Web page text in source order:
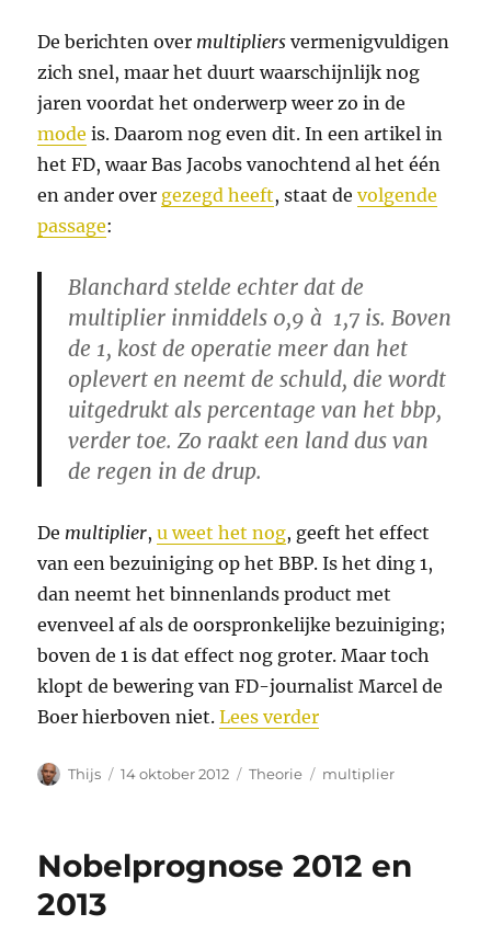
De berichten over multipliers vermenigvuldigen
zich snel, maar het duurt waarschijnlijk nog
jaren voordat het onderwerp weer zo in de
mode is. Daarom nog even dit. In een artikel in
het FD, waar Bas Jacobs vanochtend al het één
en ander over gezegd heeft, staat devolgende
passage:
Blanchard stelde echter dat de
multiplier inmiddels 0,9 à 1,7 is. Boven
de 1, kost de operatie meer dan het
oplevert en neemt de schuld, die wordt
uitgedrukt als percentage van het bbp,
verder toe. Zo raakt een land dus van
de regen in de drup.
De multiplier,u weet het nog, geeft het effect
van een bezuiniging op het BBP. Is het ding 1,
dan neemt het binnenlands product met
evenveel af als de oorspronkelijke bezuiniging;
boven de 1 is dat effect nog groter. Maar toch
klopt de bewering van FD-journalist Marcel de
Boer hierboven niet.Lees verder“Multiplier (3)”
Auteur
Thijs
Geplaatst
14 oktober 2012 Categorieën
Theorie Tags
multiplier
Nobelprognose 2012 en
2013